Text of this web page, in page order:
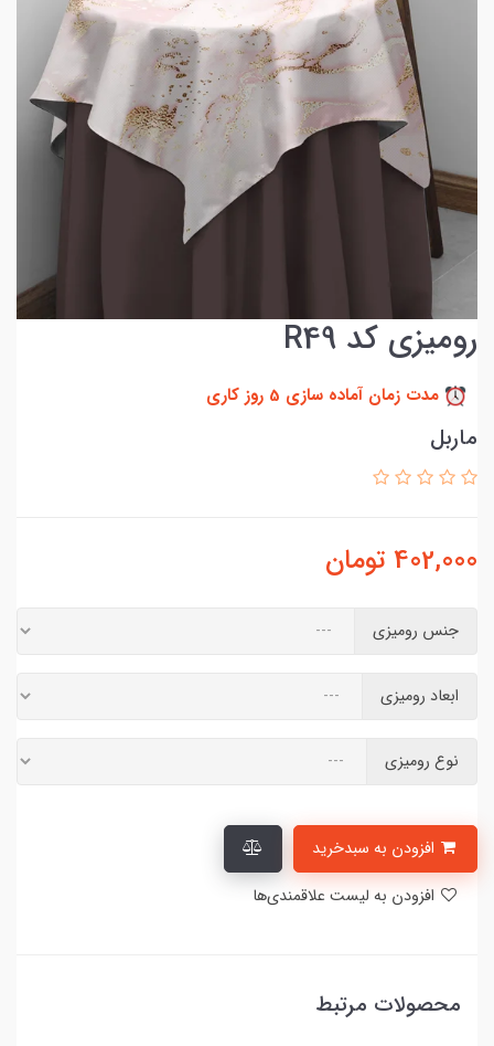
رومیزی کد R49
مدت زمان آماده سازی 5 روز کاری
ماربل
402,000 تومان
جنس رومیزی
ابعاد رومیزی
نوع رومیزی
محصولات مرتبط